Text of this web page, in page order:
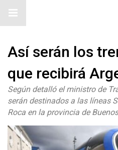
Así serán los
que recibirá
Según detalló el ministro de
serán destinados a las líneas
Roca en la provincia de